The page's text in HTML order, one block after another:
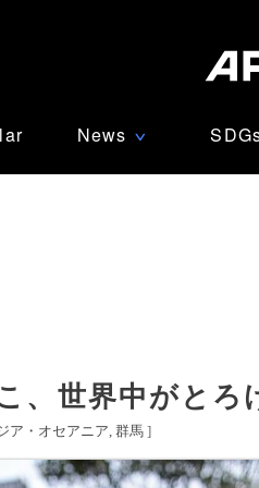
News ∨
、世界中がとろ
ア・オセアニア 群馬 ]